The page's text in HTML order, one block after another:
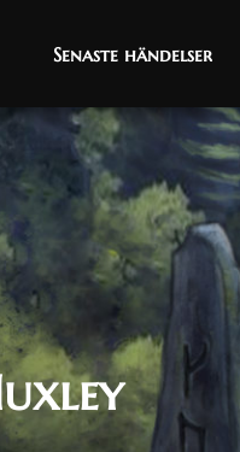
Senaste händelser
Senaste händelser